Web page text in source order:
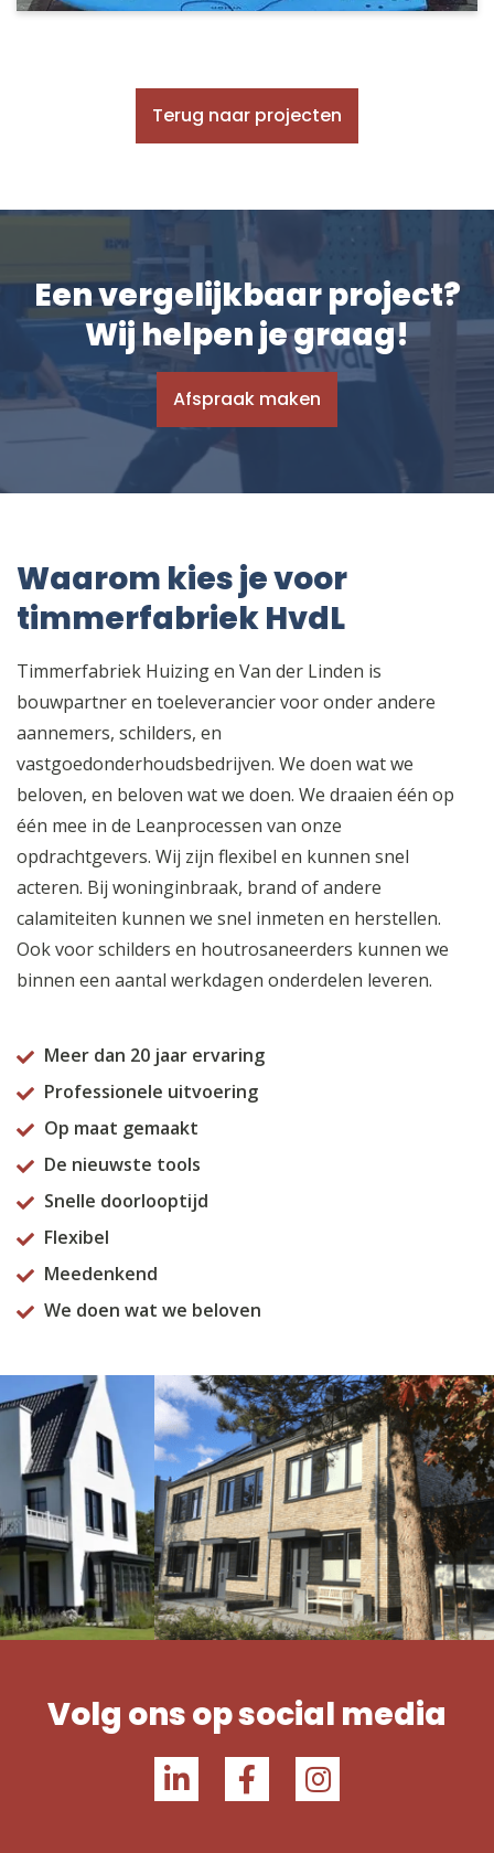
Terug naar projecten
Een vergelijkbaar project?
Wij helpen je graag!
Afspraak maken
Waarom kies je voor
timmerfabriek HvdL
Timmerfabriek Huizing en Van der Linden is
bouwpartner en toeleverancier voor onder andere
aannemers, schilders, en
vastgoedonderhoudsbedrijven. We doen wat we
beloven, en beloven wat we doen. We draaien één op
één mee in de Leanprocessen van onze
opdrachtgevers. Wij zijn flexibel en kunnen snel
acteren. Bij woninginbraak, brand of andere
calamiteiten kunnen we snel inmeten en herstellen.
Ook voor schilders en houtrosaneerders kunnen we
binnen een aantal werkdagen onderdelen leveren.
Meer dan 20 jaar ervaring
Professionele uitvoering
Op maat gemaakt
De nieuwste tools
Snelle doorlooptijd
Flexibel
Meedenkend
We doen wat we beloven
Volg ons op social media